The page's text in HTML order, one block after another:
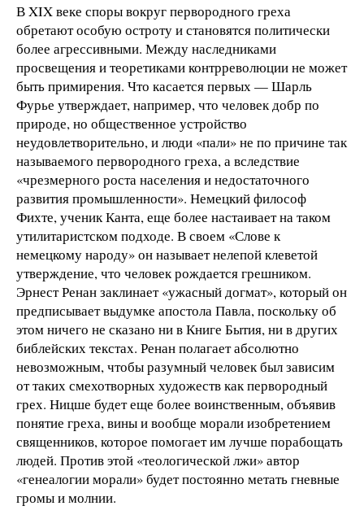
В XIX веке споры вокруг первородного греха
обретают особую остроту и становятся политически
более агрессивными. Между наследниками
просвещения и теоретиками контрреволюции не может
быть примирения. Что касается первых — Шарль
Фурье утверждает, например, что человек добр по
природе, но общественное устройство
неудовлетворительно, и люди «пали» не по причине так
называемого первородного греха, а вследствие
«чрезмерного роста населения и недостаточного
развития промышленности». Немецкий философ
Фихте, ученик Канта, еще более настаивает на таком
утилитаристском подходе. В своем «Слове к
немецкому народу» он называет нелепой клеветой
утверждение, что человек рождается грешником.
Эрнест Ренан заклинает «ужасный догмат», который он
предписывает выдумке апостола Павла, поскольку об
этом ничего не сказано ни в Книге Бытия, ни в других
библейских текстах. Ренан полагает абсолютно
невозможным, чтобы разумный человек был зависим
от таких смехотворных художеств как первородный
грех. Ницше будет еще более воинственным, объявив
понятие греха, вины и вообще морали изобретением
священников, которое помогает им лучше порабощать
людей. Против этой «теологической лжи» автор
«генеалогии морали» будет постоянно метать гневные
громы и молнии.